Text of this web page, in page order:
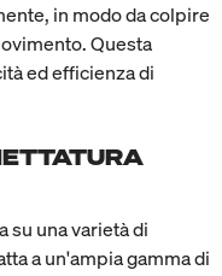
in modo da colpire
Questa
ed efficienza di
su una varietà di
a un'ampia gamma di